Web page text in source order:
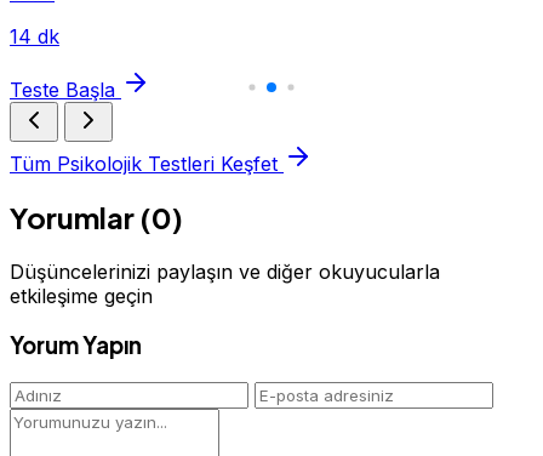
14 dk
Teste Başla
Tüm Psikolojik Testleri Keşfet
Yorumlar (0)
Düşüncelerinizi paylaşın ve diğer okuyucularla
etkileşime geçin
Yorum Yapın